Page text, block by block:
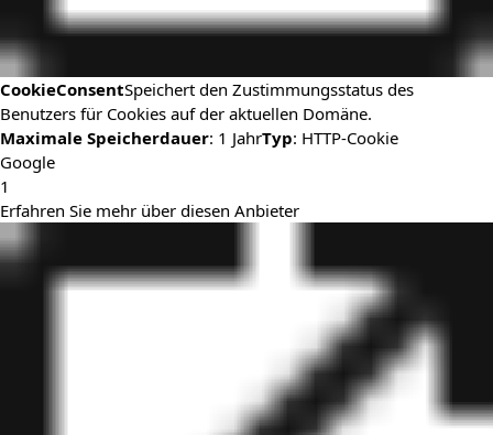
CookieConsentSpeichert den Zustimmungsstatus des
Benutzers für Cookies auf der aktuellen Domäne.
Maximale Speicherdauer: 1 JahrTyp: HTTP-Cookie
Google
1
Erfahren Sie mehr über diesen Anbieter